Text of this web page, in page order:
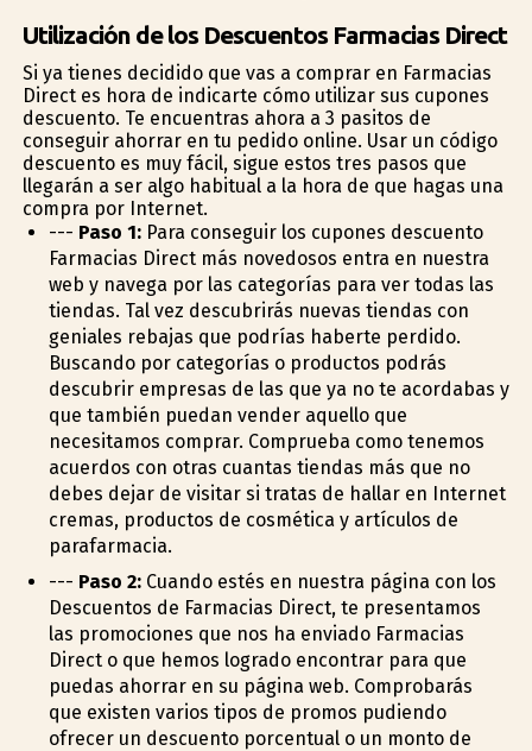
Utilización de los Descuentos Farmacias Direct
Si ya tienes decidido que vas a comprar en Farmacias
Direct es hora de indicarte cómo utilizar sus cupones
descuento. Te encuentras ahora a 3 pasitos de
conseguir ahorrar en tu pedido online. Usar un código
descuento es muy fácil, sigue estos tres pasos que
llegarán a ser algo habitual a la hora de que hagas una
compra por Internet.
--- Paso 1:Para conseguir los cupones descuento
Farmacias Direct más novedosos entra en nuestra
web y navega por las categorías para ver todas las
tiendas. Tal vez descubrirás nuevas tiendas con
geniales rebajas que podrías haberte perdido.
Buscando por categorías o productos podrás
descubrir empresas de las que ya no te acordabas y
que también puedan vender aquello que
necesitamos comprar. Comprueba como tenemos
acuerdos con otras cuantas tiendas más que no
debes dejar de visitar si tratas de hallar en Internet
cremas, productos de cosmética y artículos de
parafarmacia.
--- Paso 2:Cuando estés en nuestra página con los
Descuentos de Farmacias Direct, te presentamos
las promociones que nos ha enviado Farmacias
Direct o que hemos logrado encontrar para que
puedas ahorrar en su página web. Comprobarás
que existen varios tipos de promos pudiendo
ofrecer un descuento porcentual o un monto de